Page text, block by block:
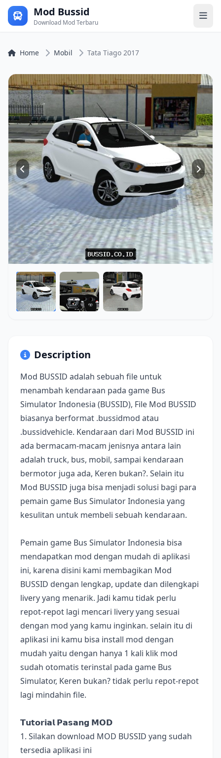
Mod Bussid
Download Mod Terbaru
Home Mobil Tata Tiago 2017
Description
Mod BUSSID adalah sebuah file untuk
menambah kendaraan pada game Bus
Simulator Indonesia (BUSSID), File Mod BUSSID
biasanya berformat .bussidmod atau
.bussidvehicle. Kendaraan dari Mod BUSSID ini
ada bermacam-macam jenisnya antara lain
adalah truck, bus, mobil, sampai kendaraan
bermotor juga ada, Keren bukan?. Selain itu
Mod BUSSID juga bisa menjadi solusi bagi para
pemain game Bus Simulator Indonesia yang
kesulitan untuk membeli sebuah kendaraan.
Pemain game Bus Simulator Indonesia bisa
mendapatkan mod dengan mudah di aplikasi
ini, karena disini kami membagikan Mod
BUSSID dengan lengkap, update dan dilengkapi
livery yang menarik. Jadi kamu tidak perlu
repot-repot lagi mencari livery yang sesuai
dengan mod yang kamu inginkan. selain itu di
aplikasi ini kamu bisa install mod dengan
mudah yaitu dengan hanya 1 kali klik mod
sudah otomatis terinstal pada game Bus
Simulator, Keren bukan? tidak perlu repot-repot
lagi mindahin file.
𝗧𝘂𝘁𝗼𝗿𝗶𝗮𝗹 𝗣𝗮𝘀𝗮𝗻𝗴 𝗠𝗢𝗗
1. Silakan download MOD BUSSID yang sudah
tersedia aplikasi ini